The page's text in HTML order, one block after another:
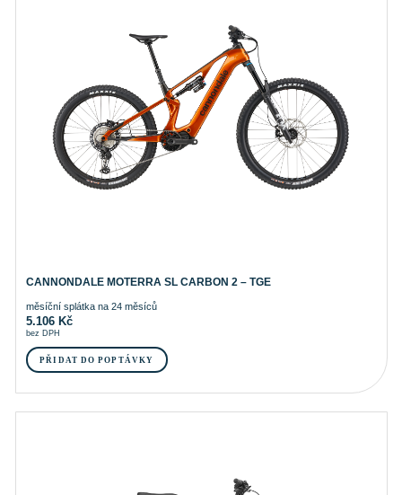
CANNONDALE MOTERRA SL CARBON 2 – TGE
měsíční splátka na 24 měsíců
5.106 Kč
bez DPH
PŘIDAT DO POPTÁVKY